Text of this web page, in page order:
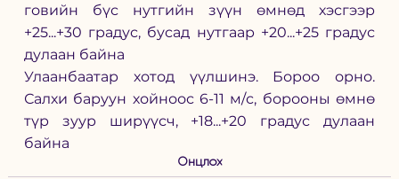
говийн бүс нутгийн зүүн өмнөд хэсгээр
+25...+30 градус, бусад нутгаар +20...+25 градус
дулаан байна
Улаанбаатар хотод үүлшинэ. Бороо орно.
Салхи баруун хойноос 6-11 м/с, борооны өмнө
түр зуур ширүүсч, +18...+20 градус дулаан
байна
Онцлох